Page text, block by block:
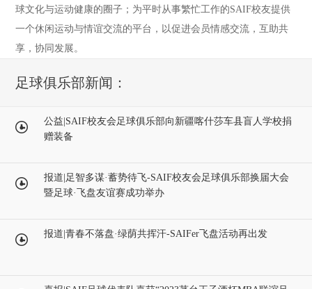
球文化与运动健康的圈子；为平时从事繁忙工作的SAIF校友提供
一个休闲运动与情谊交流的平台，以促进会员情感交流，互助共
享，协同发展。
足球俱乐部新闻：
公益|SAIF校友会足球俱乐部向新疆喀什莎车县盲人学校捐
赠装备
报道|足智多谋·蓄势待飞-SAIF校友会足球俱乐部换届大会
暨足球·飞盘友谊赛成功举办
报道|青春不落盘·绿荫共挥汗-SAIFer飞盘活动再出发